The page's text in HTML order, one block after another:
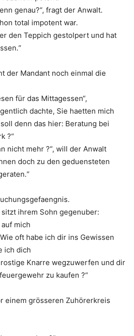
genau?“, fragt der Anwalt.
total impotent war.
den Teppich gestolpert und hat
der Mandant noch einmal die
für das Mittagessen“,
dachte, Sie haetten mich
denn das hier: Beratung bei
?“
nicht mehr ?“, will der Anwalt
doch zu den geduensteten
ihrem Sohn gegenuber:
mich
oft habe ich dir ins Gewissen
ich dich
Knarre wegzuwerfen und dir
zu kaufen ?“
einem grösseren Zuhörerkreis